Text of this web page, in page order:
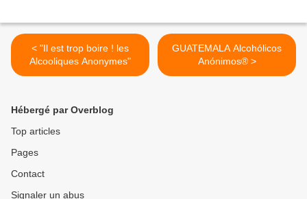
< "Il est trop boire ! les
Alcooliques Anonymes"
GUATEMALA Alcohólicos
Anónimos® >
Hébergé par Overblog
Top articles
Pages
Contact
Signaler un abus